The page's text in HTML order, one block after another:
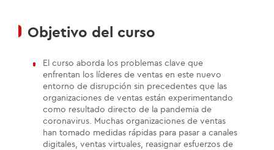
Objetivo del curso
El curso aborda los problemas clave que
enfrentan los líderes de ventas en este nuevo
entorno de disrupción sin precedentes que las
organizaciones de ventas están experimentando
como resultado directo de la pandemia de
coronavirus. Muchas organizaciones de ventas
han tomado medidas rápidas para pasar a canales
digitales, ventas virtuales, reasignar esfuerzos de